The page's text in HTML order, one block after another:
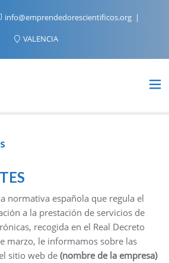
info@emprendedorescientificos.org
VALENCIA
normativa española que regula el
a la prestación de servicios de
recogida en el Real Decreto
marzo, le informamos sobre las
sitio web de (nombre de la empresa)